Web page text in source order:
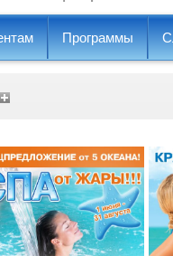
Программы